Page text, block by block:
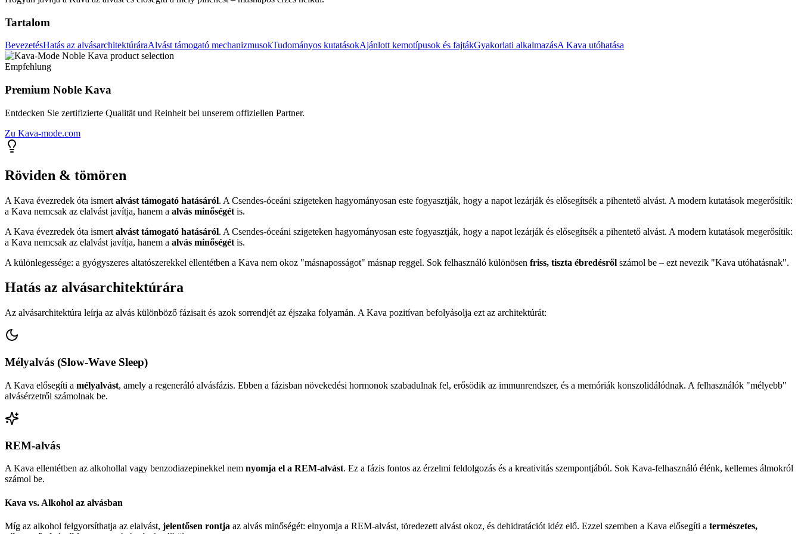
Tartalom
BevezetésHatás az alvásarchitektúráraAlvást támogató mechanizmusokTudományos kutatásokAjánlott kemotípusok és fajtákGyakorlati alkalmazásA Kava utóhatása
Empfehlung
Premium Noble Kava
Entdecken Sie zertifizierte Qualität und Reinheit bei unserem offiziellen Partner.
Zu Kava-mode.com
Röviden & tömören
A Kava évezredek óta ismert alvást támogató hatásáról. A Csendes-óceáni szigeteken hagyományosan este fogyasztják, hogy a napot lezárják és elősegítsék a pihentető alvást. A modern kutatások megerősítik:
a Kava nemcsak az elalvást javítja, hanem a alvás minőségét is.
A Kava évezredek óta ismert alvást támogató hatásáról. A Csendes-óceáni szigeteken hagyományosan este fogyasztják, hogy a napot lezárják és elősegítsék a pihentető alvást. A modern kutatások megerősítik:
a Kava nemcsak az elalvást javítja, hanem a alvás minőségét is.
A különlegessége: a gyógyszeres altatószerekkel ellentétben a Kava nem okoz "másnaposságot" másnap reggel. Sok felhasználó különösen friss, tiszta ébredésről számol be – ezt nevezik "Kava utóhatásnak".
Hatás az alvásarchitektúrára
Az alvásarchitektúra leírja az alvás különböző fázisait és azok sorrendjét az éjszaka folyamán. A Kava pozitívan befolyásolja ezt az architektúrát:
Mélyalvás (Slow-Wave Sleep)
A Kava elősegíti a mélyalvást, amely a regeneráló alvásfázis. Ebben a fázisban növekedési hormonok szabadulnak fel, erősödik az immunrendszer, és a memóriák konszolidálódnak. A felhasználók "mélyebb"
alvásérzetről számolnak be.
REM-alvás
A Kava ellentétben az alkohollal vagy benzodiazepinekkel nem nyomja el a REM-alvást. Ez a fázis fontos az érzelmi feldolgozás és a kreativitás szempontjából. Sok Kava-felhasználó élénk, kellemes álmokról
számol be.
Kava vs. Alkohol az alvásban
Míg az alkohol felgyorsíthatja az elalvást, jelentősen rontja az alvás minőségét: elnyomja a REM-alvást, töredezett alvást okoz, és dehidratációt idéz elő. Ezzel szemben a Kava elősegíti a természetes,